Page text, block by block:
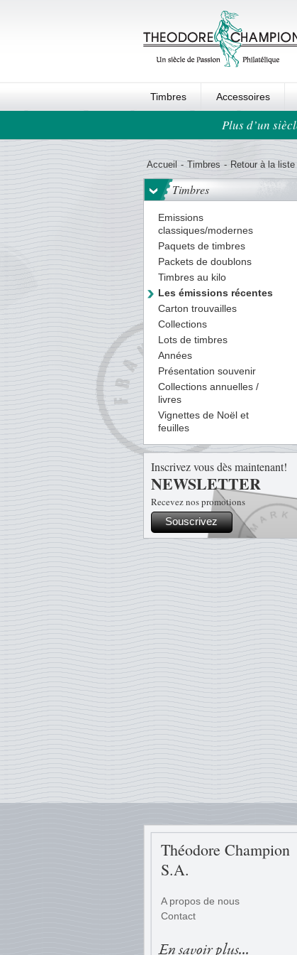
Timbres Accessoires
Ordre au panierPlus d’un
Accueil - Timbres - Retour à la liste
Timbres
Emissions
classiques/modernes
Paquets de timbres
Packets de doublons
Timbres au kilo
Les émissions récentes
Carton trouvailles
Collections
Lots de timbres
Années
Présentation souvenir
Collections annuelles /
livres
Vignettes de Noël et
feuilles
Inscrivez vous dès maintenant!
NEWSLETTER
Recevez nos promotions
Souscrivez
Théodore Champion
S.A.
A propos de nous
Contact
En savoir plus...